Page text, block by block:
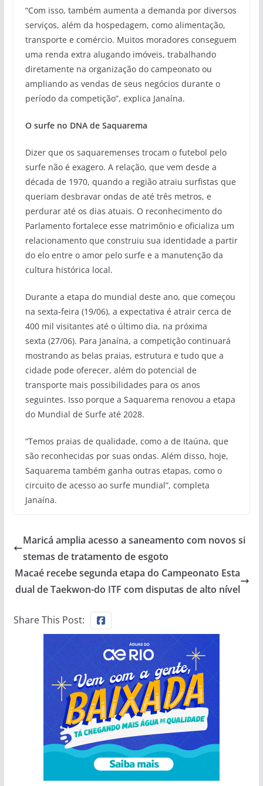
“Com isso, também aumenta a demanda por diversos
serviços, além da hospedagem, como alimentação,
transporte e comércio. Muitos moradores conseguem
uma renda extra alugando imóveis, trabalhando
diretamente na organização do campeonato ou
ampliando as vendas de seus negócios durante o
período da competição”, explica Janaína.
O surfe no DNA de Saquarema
Dizer que os saquaremenses trocam o futebol pelo
surfe não é exagero. A relação, que vem desde a
década de 1970, quando a região atraiu surfistas que
queriam desbravar ondas de até três metros, e
perdurar até os dias atuais. O reconhecimento do
Parlamento fortalece esse matrimônio e oficializa um
relacionamento que construiu sua identidade a partir
do elo entre o amor pelo surfe e a manutenção da
cultura histórica local.
Durante a etapa do mundial deste ano, que começou
na sexta-feira (19/06), a expectativa é atrair cerca de
400 mil visitantes até o último dia, na próxima
sexta (27/06). Para Janaína, a competição continuará
mostrando as belas praias, estrutura e tudo que a
cidade pode oferecer, além do potencial de
transporte mais possibilidades para os anos
seguintes. Isso porque a Saquarema renovou a etapa
do Mundial de Surfe até 2028.
“Temos praias de qualidade, como a de Itaúna, que
são reconhecidas por suas ondas. Além disso, hoje,
Saquarema também ganha outras etapas, como o
circuito de acesso ao surfe mundial”, completa
Janaína.
Maricá amplia acesso a saneamento com novos si
stemas de tratamento de esgoto
Macaé recebe segunda etapa do Campeonato Esta
dual de Taekwon-do ITF com disputas de alto nível
Share This Post: